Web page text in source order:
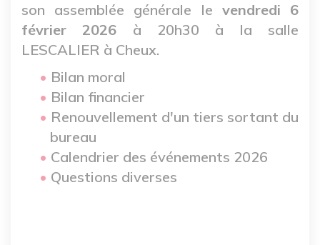
son assemblée générale le vendredi 6
février 2026 à 20h30 à la salle
LESCALIER à Cheux.
Bilan moral
Bilan financier
Renouvellement d'un tiers sortant du
bureau
Calendrier des événements 2026
Questions diverses